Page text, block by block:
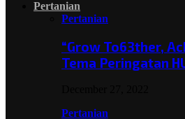
Pertanian
Pertanian
“Grow To63ther,
Tema Peringatan
Pertanian